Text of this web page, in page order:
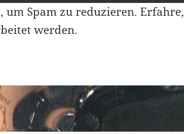
um Spam zu reduzieren.Erfahre,
werden.